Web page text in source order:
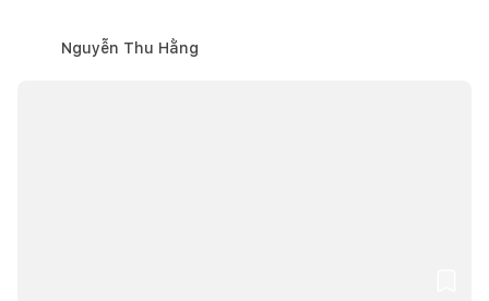
Nguyễn Thu Hằng